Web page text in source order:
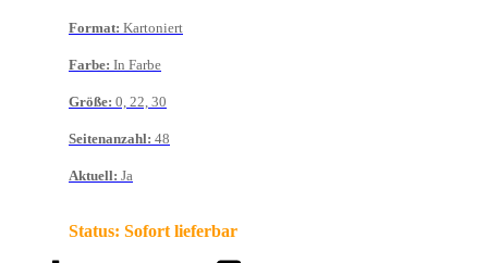
Format: Kartoniert
Farbe: In Farbe
Größe: 0, 22, 30
Seitenanzahl: 48
Aktuell: Ja
Status: Sofort lieferbar